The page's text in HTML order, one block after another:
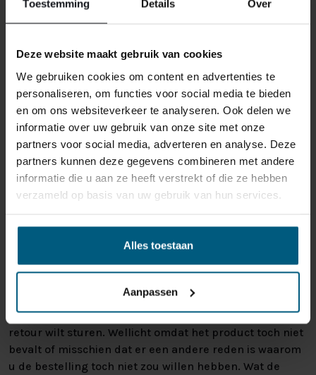
Toestemming Details Over
Deze website maakt gebruik van cookies
We gebruiken cookies om content en advertenties te
personaliseren, om functies voor social media te bieden
en om ons websiteverkeer te analyseren. Ook delen we
informatie over uw gebruik van onze site met onze
partners voor social media, adverteren en analyse. Deze
partners kunnen deze gegevens combineren met andere
informatie die u aan ze heeft verstrekt of die ze hebben
verzameld op basis van uw gebruik van hun services.
Alles toestaan
Aanpassen
ONS RETOURBELEID
Gepersonaliseerde artikelen zoals
regels en kunnen niet door ons retour
worden genomen.
Het kan wel eens voorkomen dat u een bestelling
retour wilt sturen. Wellicht omdat het product toch niet
bevalt of misschien dat er een andere reden is waarom
u de bestelling toch niet zou willen hebben. Wat de